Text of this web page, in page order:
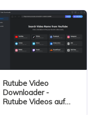
Rutube Video
Downloader -
Rutube Videos auf